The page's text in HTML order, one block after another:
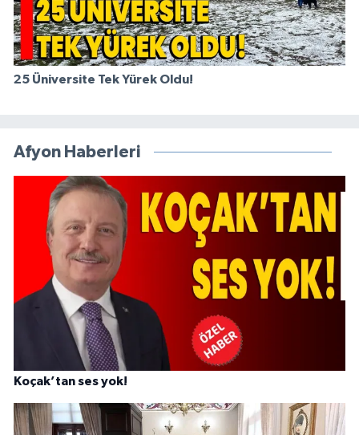
25 Üniversite Tek Yürek Oldu!
Afyon Haberleri
Koçak’tan ses yok!